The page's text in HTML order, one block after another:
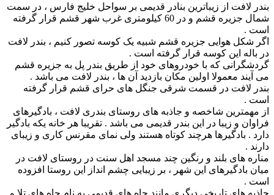
بندر لافت از زیباترین بنادر قدیمی بر سواحل خلیج فارس ، در سمت
شمال جزیره قشم و در 60 کیلومتری غرب شهر قشم قرار گرفته
است .
اگر شکل هوایی جزیره قشم شبیه یک کوسه تصور کنیم ، بندر لافت
در باله این کوسه قرار گرفته است .
گردشگرانی که با خودروهای خود از طریق بندر پل به جزیره قشم
می آیند معمولا اولین مکان بازدید آن ها ، بندر لافت می باشد .
بندر لافت در قسمت شرقی جنگل های حرای قشم قرار گرفته
است .
از مهمترین شاخصه و جاذبه های روستای بندری لافت ، بادگیرهای
فراوان و زیبا در این بندر قدیمی می باشد . تقریبا هر خانه یکه بادگیر
دارد . بادگیرها هرچند کوتاه هستند ولی نمای مقرنس کاری و زیبای
دارند .
مناره های بلند و رنگین چند مسجد اهل سنت در روستای لافت در
میان بادگیرهای این شهر ، بر زیبایی چشم انداز این روستا افزوده
است .
جاذبه های تاریخی دیگری مانند چاه های قدیمی به نام چاه های تلا و